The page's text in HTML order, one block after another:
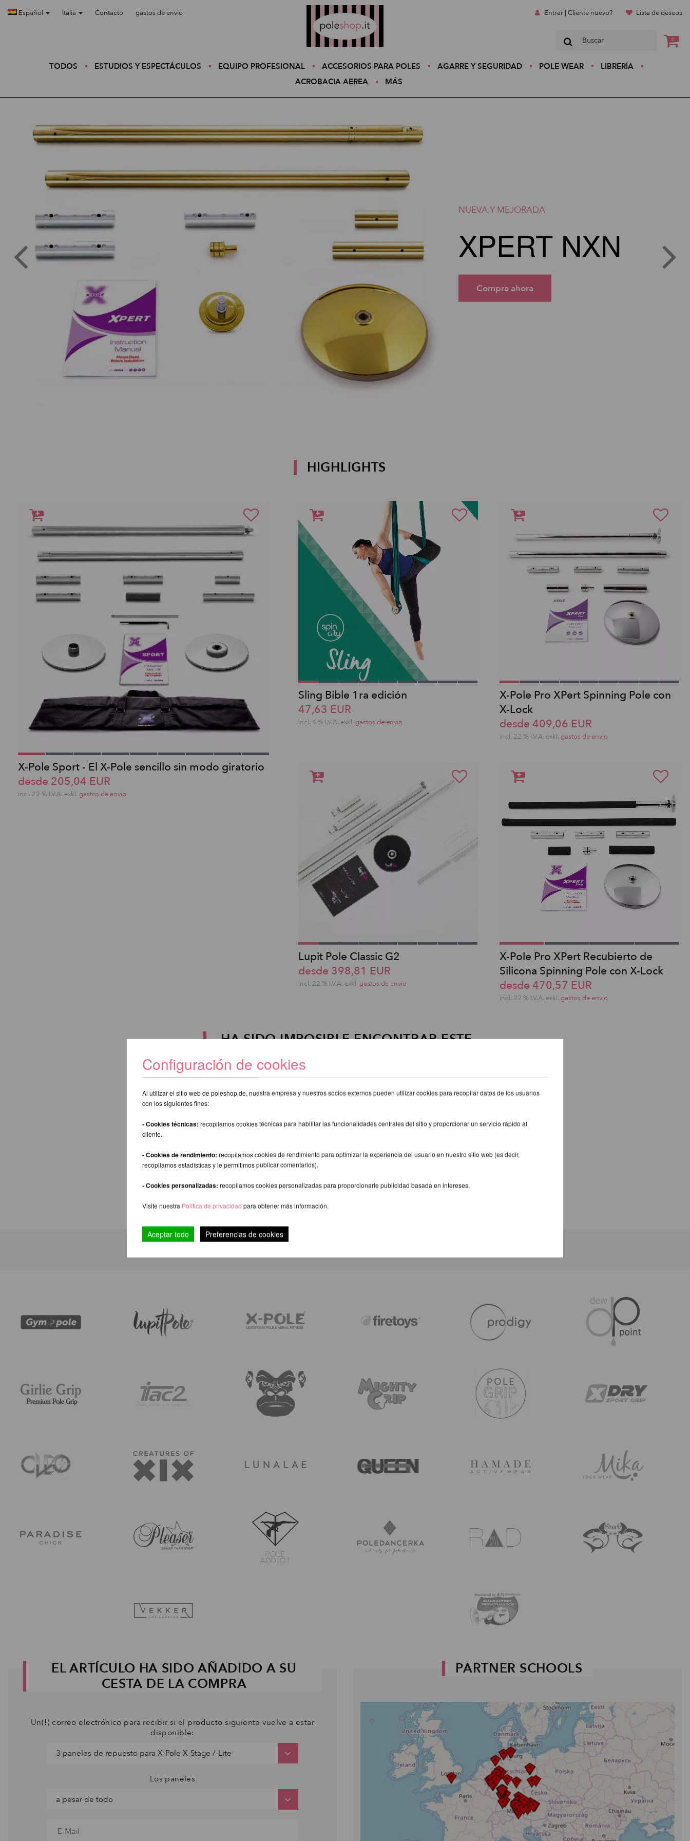
Español Italia Contacto gastos de envio Entrar | Cliente nuevo? Lista de deseos
0
TODOS ESTUDIOS Y ESPECTÁCULOS EQUIPO PROFESIONAL ACCESORIOS PARA POLES AGARRE Y SEGURIDAD POLE WEAR
LIBRERÍA
ACROBACIA AEREA
MÁS
NUEVA Y MEJORADA
XPERT NXN
Compra ahora
HIGHLIGHTS
X-Pole Sport - El X-Pole sencillo sin modo giratorio
desde 205,04 EUR
incl. 22 % I.V.A. exkl. gastos de envio
Sling Bible 1ra edición
47,63 EUR
incl. 4 % I.V.A. exkl. gastos de envio
X-Pole Pro XPert Spinning Pole con
X-Lock
desde 409,06 EUR
incl. 22 % I.V.A. exkl. gastos de envio
Lupit Pole Classic G2
desde 398,81 EUR
incl. 22 % I.V.A. exkl. gastos de envio
X-Pole Pro XPert Recubierto de
Silicona Spinning Pole con X-Lock
desde 470,57 EUR
incl. 22 % I.V.A. exkl. gastos de envio
HA SIDO IMPOSIBLE ENCONTRAR ESTE
Buscar:
EL ARTÍCULO HA SIDO AÑADIDO A SU
CESTA DE LA COMPRA
Un(!) correo electrónico para recibir si el producto siguiente vuelve a estar
disponible:
Los paneles
PARTNER SCHOOLS
Configuración de cookies
Al utilizar el sitio web de poleshop.de, nuestra empresa y nuestros socios externos pueden utilizar cookies para recopilar datos de los usuarios
con los siguientes fines:
- Cookies técnicas: recopilamos cookies técnicas para habilitar las funcionalidades centrales del sitio y proporcionar un servicio rápido al
cliente.
- Cookies de rendimiento: recopilamos cookies de rendimiento para optimizar la experiencia del usuario en nuestro sitio web (es decir,
recopilamos estadísticas y le permitimos publicar comentarios).
- Cookies personalizadas: recopilamos cookies personalizadas para proporcionarle publicidad basada en intereses.
Visite nuestra Política de privacidad para obtener más información.
Aceptar todo Preferencias de cookies